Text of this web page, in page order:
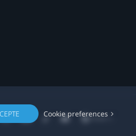
Cookie preferences